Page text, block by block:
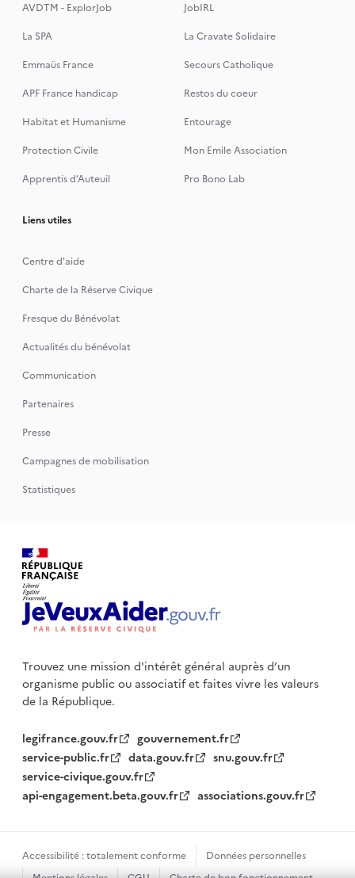
AVDTM - ExplorJob
JobIRL
La SPA
La Cravate Solidaire
Emmaüs France
Secours Catholique
APF France handicap
Restos du coeur
Habitat et Humanisme
Entourage
Protection Civile
Mon Emile Association
Apprentis d’Auteuil
Pro Bono Lab
Liens utiles
Centre d'aide
Charte de la Réserve Civique
Fresque du Bénévolat
Actualités du bénévolat
Communication
Partenaires
Presse
Campagnes de mobilisation
Statistiques
Trouvez une mission d'intérêt général auprès d’un
organisme publicou associatif et faites vivre les valeurs
de la République.
legifrance.gouv.fr
gouvernement.fr
service-public.fr
data.gouv.fr
snu.gouv.fr
service-civique.gouv.fr
api-engagement.beta.gouv.fr
associations.gouv.fr
Accessibilité : totalement conforme
Données personnelles